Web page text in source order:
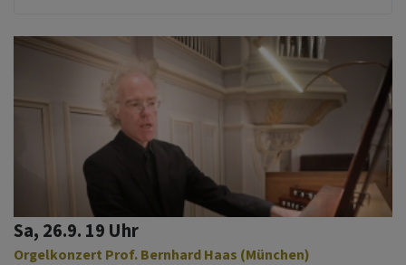
Sa, 26.9. 19 Uhr
Orgelkonzert Prof. Bernhard Haas (München)